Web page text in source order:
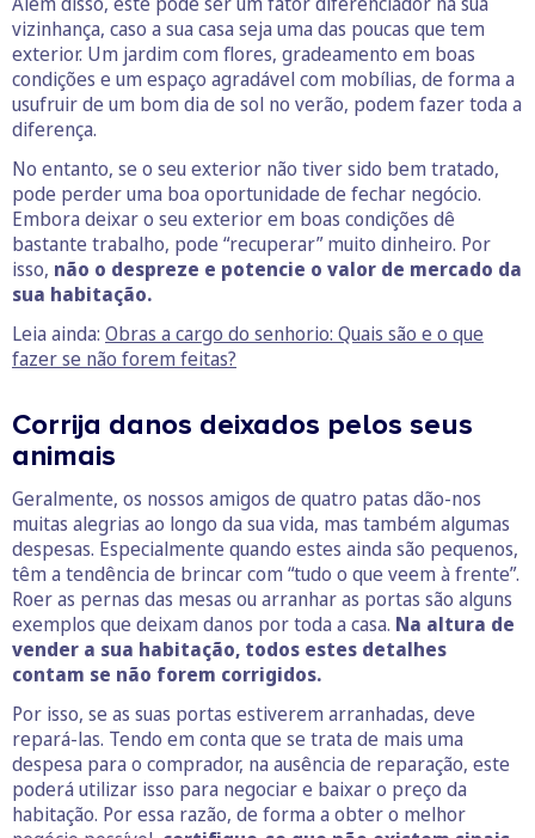
vizinhança, caso a sua casa seja uma das poucas que tem
exterior. Um jardim com flores, gradeamento em boas
condições e um espaço agradável com mobílias, de forma a
usufruir de um bom dia de sol no verão, podem fazer toda a
diferença.
No entanto, se o seu exterior não tiver sido bem tratado,
pode perder uma boa oportunidade de fechar negócio.
Embora deixar o seu exterior em boas condições dê
bastante trabalho, pode “recuperar” muito dinheiro. Por
isso, não o despreze e potencie o valor de mercado da
sua habitação.
Leia ainda: Obras a cargo do senhorio: Quais são e o que
fazer se não forem feitas?
Corrija danos deixados pelos seus
animais
Geralmente, os nossos amigos de quatro patas dão-nos
muitas alegrias ao longo da sua vida, mas também algumas
despesas. Especialmente quando estes ainda são pequenos,
têm a tendência de brincar com “tudo o que veem à frente”.
Roer as pernas das mesas ou arranhar as portas são alguns
exemplos que deixam danos por toda a casa. Na altura de
vender a sua habitação, todos estes detalhes
contam se não forem corrigidos.
Por isso, se as suas portas estiverem arranhadas, deve
repará-las. Tendo em conta que se trata de mais uma
despesa para o comprador, na ausência de reparação, este
poderá utilizar isso para negociar e baixar o preço da
habitação. Por essa razão, de forma a obter o melhor